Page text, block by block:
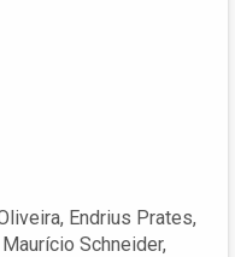
Endrius Prates,
Schneider,